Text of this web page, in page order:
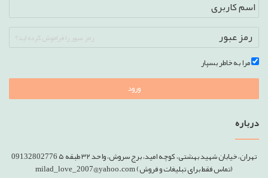
رمز عبور را فراموش کرده اید؟
مرا به خاطر بسپار
ورود
درباره
تهران، خیابان شهید بهشتی، کوچه امید، برج سروش، واحد ۳۲ طبقه ۵ 09132802776
(تماس فقط برای تبلیغات و فروش) milad_love_2007@yahoo.com